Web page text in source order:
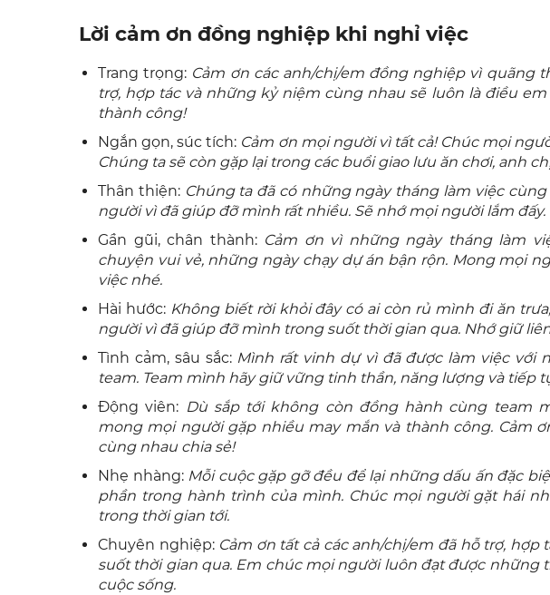
Lời cảm ơn đồng nghiệp khi nghỉ việc
Trang trọng: Cảm ơn các anh/chị/em đồng nghiệp vì quãng
trợ, hợp tác và những kỷ niệm cùng nhau sẽ luôn là điều
thành công!
Ngắn gọn, súc tích: Cảm ơn mọi người vì tất cả! Chúc mọi
Chúng ta sẽ còn gặp lại trong các buổi giao lưu ăn chơi, anh
Thân thiện: Chúng ta đã có những ngày tháng làm việc
người vì đã giúp đỡ mình rất nhiều. Sẽ nhớ mọi người lắm đấy.
Gần gũi, chân thành: Cảm ơn vì những ngày tháng làm
chuyện vui vẻ, những ngày chạy dự án bận rộn. Mong mọi
việc nhé.
Hài hước: Không biết rời khỏi đây có ai còn rủ mình đi ăn
người vì đã giúp đỡ mình trong suốt thời gian qua. Nhớ giữ
Tình cảm, sâu sắc: Mình rất vinh dự vì đã được làm việc với
team. Team mình hãy giữ vững tinh thần, năng lượng và tiếp
Động viên: Dù sắp tới không còn đồng hành cùng team
mong mọi người gặp nhiều may mắn và thành công. Cảm
cùng nhau chia sẻ!
Nhẹ nhàng: Mỗi cuộc gặp gỡ đều để lại những dấu ấn đặc
phần trong hành trình của mình. Chúc mọi người gặt hái
trong thời gian tới.
Chuyên nghiệp: Cảm ơn tất cả các anh/chị/em đã hỗ trợ,
suốt thời gian qua. Em chúc mọi người luôn đạt được những
cuộc sống.